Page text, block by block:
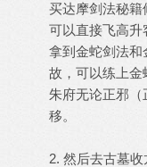
买达摩剑法秘籍
可以直接飞高
拿到金蛇剑法
故，可以练上
朱府无论正邪
移。
2. 然后去古墓